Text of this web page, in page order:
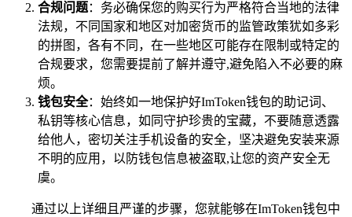
合规问题：务必确保您的购买行为严格符合当地的法律
法规，不同国家和地区对加密货币的监管政策犹如多彩
的拼图，各有不同，在一些地区可能存在限制或特定的
合规要求，您需要提前了解并遵守,避免陷入不必要的麻
烦。
钱包安全：始终如一地保护好ImToken钱包的助记词、
私钥等核心信息，如同守护珍贵的宝藏，不要随意透露
给他人，密切关注手机设备的安全，坚决避免安装来源
不明的应用，以防钱包信息被盗取,让您的资产安全无
虞。
通过以上详细且严谨的步骤，您就能够在ImToken钱包中